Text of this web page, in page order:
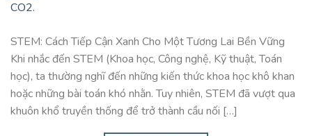
STEM: Cách Tiếp Cận Xanh Cho Một Tương Lai Bền Vững
Khi nhắc đến STEM (Khoa học, Công nghệ, Kỹ thuật, Toán
học), ta thường nghĩ đến những kiến thức khoa học khô khan
hoặc những bài toán khó nhằn. Tuy nhiên, STEM đã vượt qua
khuôn khổ truyền thống để trở thành cầu nối […]